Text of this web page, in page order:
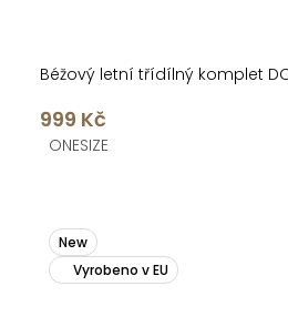
Béžový letní třídílný komplet
999 Kč
ONESIZE
New
Vyrobeno v EU